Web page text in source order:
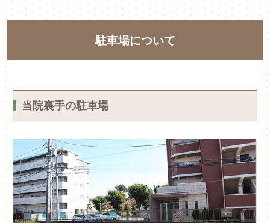
駐車場について
当院裏手の駐車場